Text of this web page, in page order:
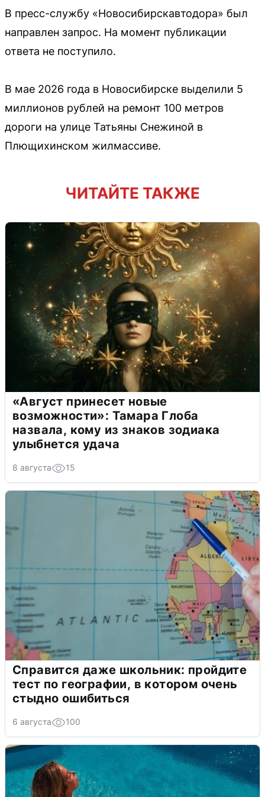
В пресс-службу «Новосибирскавтодора» был
направлен запрос. На момент публикации
ответа не поступило.
В мае 2026 года в Новосибирске выделили 5
миллионов рублей на ремонт 100 метров
дороги на улице Татьяны Снежиной в
Плющихинском жилмассиве.
ЧИТАЙТЕ ТАКЖЕ
«Август принесет новые
возможности»: Тамара Глоба
назвала, кому из знаков зодиака
улыбнется удача
8 августа 15
Справится даже школьник: пройдите
тест по географии, в котором очень
стыдно ошибиться
6 августа 100